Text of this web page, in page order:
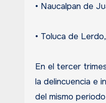
• Naucalpan de
• Toluca de
En el tercer
la delincuencia e
del mismo